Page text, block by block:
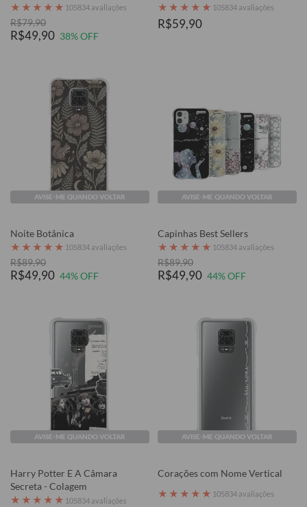
★ ★ ★ ★ ★ 105834 avaliações
R$79,90
R$49,90 38% OFF
★ ★ ★ ★ ★ 105834 avaliações
R$59,90
AVISE-ME QUANDO VOLTAR
Noite Botânica
★ ★ ★ ★ ★ 105834 avaliações
R$89,90
R$49,90 44% OFF
AVISE-ME QUANDO VOLTAR
Capinhas Best Sellers
★ ★ ★ ★ ★ 105834 avaliações
R$89,90
R$49,90 44% OFF
AVISE-ME QUANDO VOLTAR
Harry Potter E A Câmara
Secreta - Colagem
★ ★ ★ ★ ★ 105834 avaliações
AVISE-ME QUANDO VOLTAR
Corações com Nome Vertical
★ ★ ★ ★ ★ 105834 avaliações